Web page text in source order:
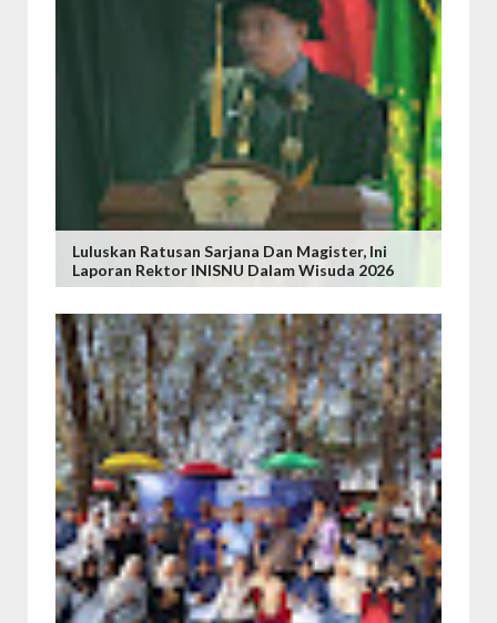
Luluskan Ratusan Sarjana Dan Magister, Ini
Laporan Rektor INISNU Dalam Wisuda 2026